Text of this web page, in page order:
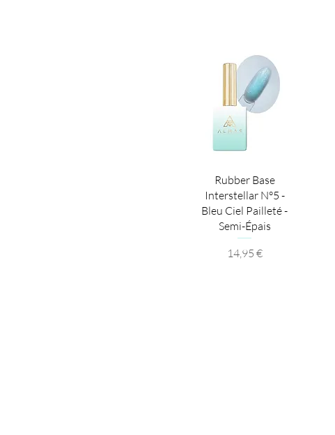
Aperçu rapide
Rubber Base
Interstellar N°5 -
Bleu Ciel Pailleté -
Semi-Épais
Prix
14,95 €